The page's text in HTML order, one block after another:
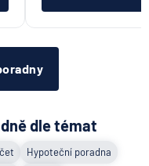
dle témat
Hypoteční poradna